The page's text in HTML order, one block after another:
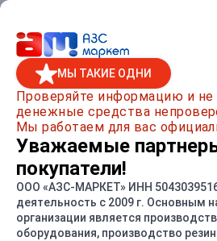
Главная / Каталог товаров
Устройство
автоцистерн УЗА-
МЫ ТАКИЕ ОДНИ
Проверяйте информацию и не
денежные средства
Мы работаем для вас
Уважаемые
покупатели!
ООО «АЗС-МАРКЕТ» ИНН
деятельность с 2009 г. Основным
организации является
оборудования, производство